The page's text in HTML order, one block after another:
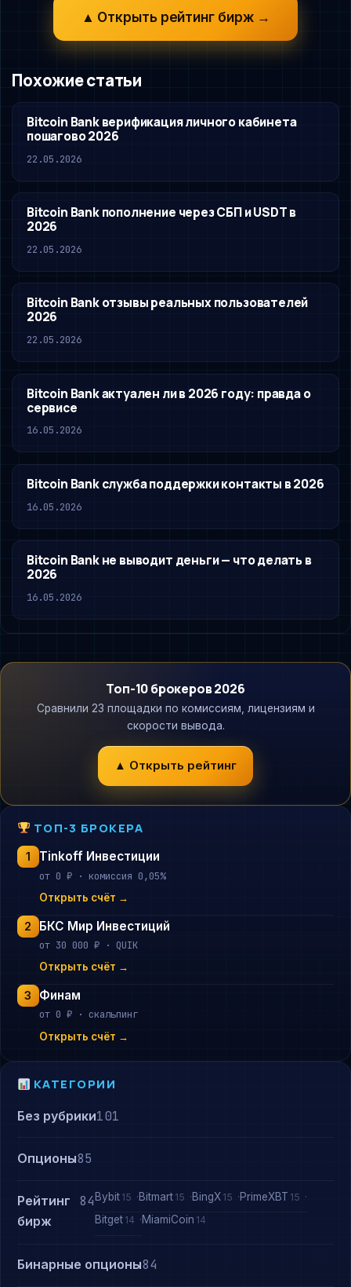
▲ Открыть рейтинг бирж →
Похожие статьи
Bitcoin Bank верификация личного кабинета
пошагово 2026
22.05.2026
Bitcoin Bank пополнение через СБП и USDT в
2026
22.05.2026
Bitcoin Bank отзывы реальных пользователей
2026
22.05.2026
Bitcoin Bank актуален ли в 2026 году: правда о
сервисе
16.05.2026
Bitcoin Bank служба поддержки контакты в 2026
16.05.2026
Bitcoin Bank не выводит деньги — что делать в
2026
16.05.2026
Топ-10 брокеров 2026
Сравнили 23 площадки по комиссиям, лицензиям и
скорости вывода.
▲ Открыть рейтинг
ТОП-3 БРОКЕРА
1 Tinkoff Инвестиции
от 0 ₽ · комиссия 0,05%
Открыть счёт →
2 БКС Мир Инвестиций
от 30 000 ₽ · QUIK
Открыть счёт →
3 Финам
от 0 ₽ · скальпинг
Открыть счёт →
КАТЕГОРИИ
Без рубрики101
Опционы85
Рейтинг
бирж
84 Bybit 15 Bitmart 15 BingX 15 PrimeXBT 15
Bitget 14 MiamiCoin 14
Бинарные опционы84